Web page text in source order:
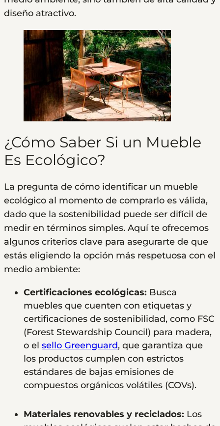
diseño atractivo.
¿Cómo Saber Si un Mueble
Es Ecológico?
La pregunta de cómo identificar un mueble
ecológico al momento de comprarlo es válida,
dado que la sostenibilidad puede ser difícil de
medir en términos simples. Aquí te ofrecemos
algunos criterios clave para asegurarte de que
estás eligiendo la opción más respetuosa con el
medio ambiente:
Certificaciones ecológicas: Busca
muebles que cuenten con etiquetas y
certificaciones de sostenibilidad, como FSC
(Forest Stewardship Council) para madera,
o el sello Greenguard, que garantiza que
los productos cumplen con estrictos
estándares de bajas emisiones de
compuestos orgánicos volátiles (COVs).
Materiales renovables y reciclados: Los